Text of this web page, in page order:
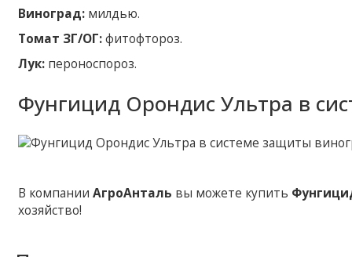
Виноград: милдью.
Томат ЗГ/ОГ:фитофтороз.
Лук: пероноспороз.
Фунгицид Орондис Ультра в
В компанииАгроАнталь вы можете купить
хозяйство!